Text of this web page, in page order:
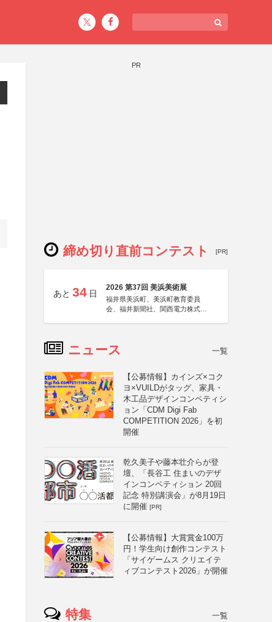
PR
締め切り直前コンテスト [PR]
あと 34 日
2026 第37回 美浜美術展
福井県美浜町、美浜町教育委員
会、福井新聞社、関西電力株式会
ニュース 一覧
【公募情報】カインズ×コク
ヨ×VUILDがタッグ、家具・
木工品デザインコンペティシ
ョン「CDM Digi Fab
COMPETITION 2026」を初
開催
乾久美子や藤本壮介らが登
壇、「長谷工 住まいのデザ
インコンペティション 20回
記念 特別講演会」が8月19日
に開催 [PR]
【公募情報】大賞賞金100万
円！学生向け創作コンテスト
「サイゲームス クリエイテ
ィブコンテスト2026」が開催
特集 一覧